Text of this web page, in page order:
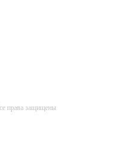
права защищены